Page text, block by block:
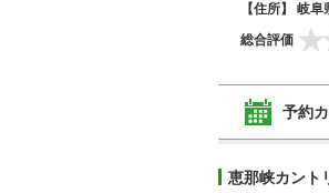
【住所】 岐
総合評価
予約
恵那峡カント